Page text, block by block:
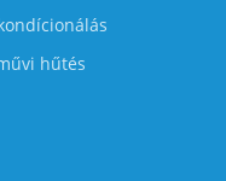
hűtés